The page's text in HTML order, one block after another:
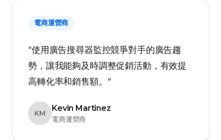
電商運營商
"使用廣告搜尋器監控競爭對手的廣告趨
勢，讓我能夠及時調整促銷活動，有效提
高轉化率和銷售額。"
KM
Kevin Martinez
電商運營商